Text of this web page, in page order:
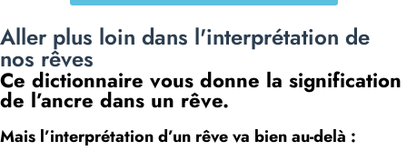
Aller plus loin dans l'interprétation de
nos rêves
Ce dictionnaire vous donne la signification
de l’ancre dans un rêve.
Mais l’interprétation d’un rêve va bien au-delà :